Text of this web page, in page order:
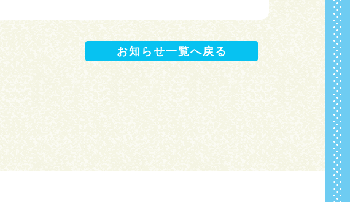
お知らせ一覧へ戻る